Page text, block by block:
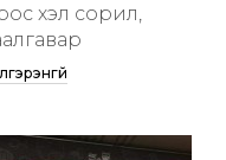
хэл сорил,